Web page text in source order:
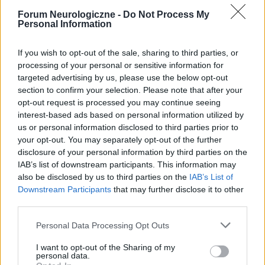
Forum Neurologiczne - Do Not Process My
Personal Information
If you wish to opt-out of the sale, sharing to third parties, or
processing of your personal or sensitive information for
targeted advertising by us, please use the below opt-out
section to confirm your selection. Please note that after your
opt-out request is processed you may continue seeing
interest-based ads based on personal information utilized by
us or personal information disclosed to third parties prior to
your opt-out. You may separately opt-out of the further
disclosure of your personal information by third parties on the
IAB’s list of downstream participants. This information may
also be disclosed by us to third parties on the IAB’s List of
Downstream Participants that may further disclose it to other
Personal Data Processing Opt Outs
I want to opt-out of the Sharing of my
personal data.
ataksje. Skończyłam 50 lat,odkąd pamiętam
zawsze byłam aktywna w sporcie,u mnie w
rodzinie nikt nie chorował a mnie to spotkało.
Forum:Neurologia - forum dla rodziny i pacjenta
gość
Tętniak po embolizacji
Dzień dobry, tętniaka w mózgu 4mm wykryty w
nudności, zawroty głowy przez które pobyt w
szpitalu tam wykryto tętniaka, zawroty leczone
polvertic, przyczyną prawdopodobnie jest
Forum:Udary i tętniaki